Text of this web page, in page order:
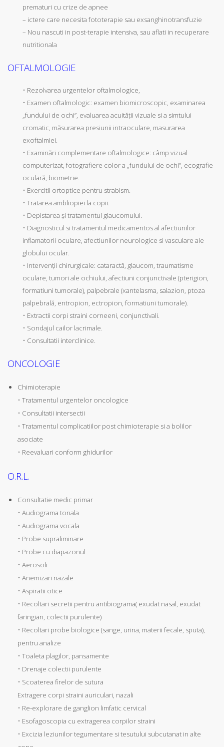
prematuri cu crize de apnee
– ictere care necesita fototerapie sau exsanghinotransfuzie
– Nou nascuti in post-terapie intensiva, sau aflati in recuperare
nutritionala
OFTALMOLOGIE
• Rezolvarea urgentelor oftalmologice,
• Examen oftalmologic: examen biomicroscopic, examinarea
„fundului de ochi”, evaluarea acuităţii vizuale si a simtului
cromatic, măsurarea presiunii intraoculare, masurarea
exoftalmiei.
• Examinări complementare oftalmologice: câmp vizual
computerizat, fotografiere color a „fundului de ochi”, ecografie
oculară, biometrie.
• Exercitii ortoptice pentru strabism.
• Tratarea ambliopiei la copii.
• Depistarea şi tratamentul glaucomului.
• Diagnosticul si tratamentul medicamentos al afectiunilor
inflamatorii oculare, afectiunilor neurologice si vasculare ale
globului ocular.
• Intervenţii chirurgicale: cataractă, glaucom, traumatisme
oculare, tumori ale ochiului, afectiuni conjunctivale (pterigion,
formatiuni tumorale), palpebrale (xantelasma, salazion, ptoza
palpebrală, entropion, ectropion, formatiuni tumorale).
• Extractii corpi straini corneeni, conjunctivali.
• Sondajul cailor lacrimale.
• Consultatii interclinice.
ONCOLOGIE
Chimioterapie
• Tratamentul urgentelor oncologice
• Consultatii intersectii
• Tratamentul complicatiilor post chimioterapie si a bolilor
asociate
• Reevaluari conform ghidurilor
O.R.L.
Consultatie medic primar
• Audiograma tonala
• Audiograma vocala
• Probe supraliminare
• Probe cu diapazonul
• Aerosoli
• Anemizari nazale
• Aspiratii otice
• Recoltari secretii pentru antibiograma( exudat nasal, exudat
faringian, colectii purulente)
• Recoltari probe biologice (sange, urina, materii fecale, sputa),
pentru analize
• Toaleta plagilor, pansamente
• Drenaje colectii purulente
• Scoaterea firelor de sutura
Extragere corpi straini auriculari, nazali
• Re-explorare de ganglion limfatic cervical
• Esofagoscopia cu extragerea corpilor straini
• Excizia leziunilor tegumentare si tesutului subcutanat in alte